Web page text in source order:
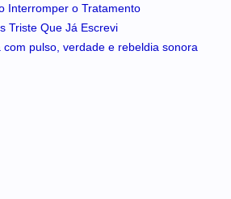
Interromper o Tratamento
Triste Que Já Escrevi
pulso, verdade e rebeldia sonora